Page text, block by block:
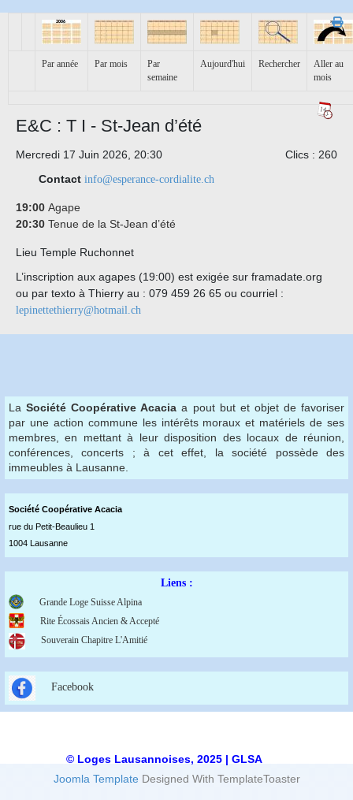
Par année Par mois
Par
semaine
Aujourd'hui Rechercher
Aller au
mois
E&C : T I - St-Jean d’été
Mercredi 17 Juin 2026, 20:30 Clics: 260
Contact info@esperance-cordialite.ch
19:00 Agape
20:30 Tenue de la St-Jean d’été
Lieu Temple Ruchonnet
L’inscription aux agapes (19:00) est exigée sur framadate.org
ou par texto à Thierry au : 079 459 26 65 ou courriel :
lepinettethierry@hotmail.ch
LaSociété Coopérative Acacia a pout but et objet de favoriser
par une action commune les intérêts moraux et matériels de ses
membres, en mettant à leur disposition des locaux de réunion,
conférences, concerts ; à cet effet, la société possède des
immeubles à Lausanne.
Société Coopérative Acacia
rue du Petit-Beaulieu 1
1004 Lausanne
Liens :
Grande Loge Suisse Alpina
Rite Écossais Ancien & Accepté
Souverain Chapitre L'Amitié
Facebook
© Loges Lausannoises, 2025 | GLSA
Joomla Template Designed With TemplateToaster